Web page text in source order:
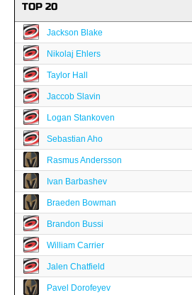
TOP 20
Jackson Blake
Nikolaj Ehlers
Taylor Hall
Jaccob Slavin
Logan Stankoven
Sebastian Aho
Rasmus Andersson
Ivan Barbashev
Braeden Bowman
Brandon Bussi
William Carrier
Jalen Chatfield
Pavel Dorofeyev